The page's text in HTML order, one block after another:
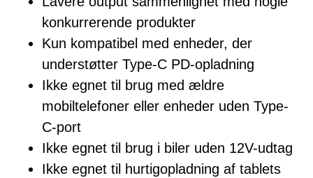
konkurrerende produkter
Kun kompatibel med enheder, der
understøtter Type-C PD-opladning
Ikke egnet til brug med ældre
mobiltelefoner eller enheder uden Type-
C-port
Ikke egnet til brug i biler uden 12V-udtag
Ikke egnet til hurtigopladning af tablets